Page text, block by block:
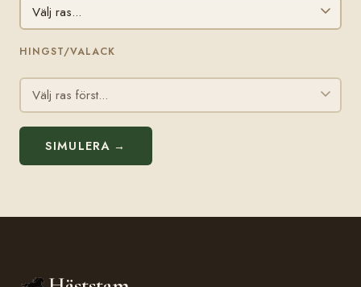
HINGST/VALACK
SIMULERA →